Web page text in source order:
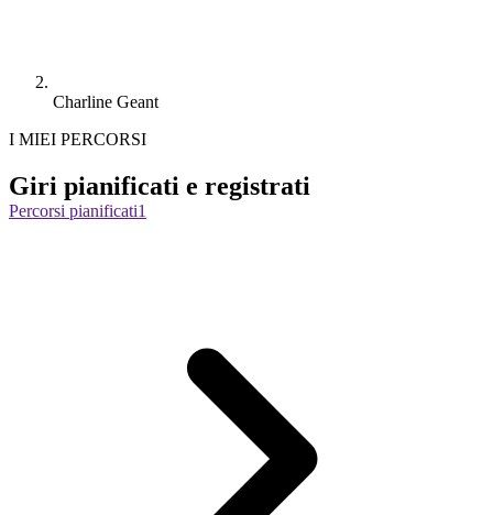
Charline Geant
I MIEI PERCORSI
Giri pianificati e registrati
Percorsi pianificati1